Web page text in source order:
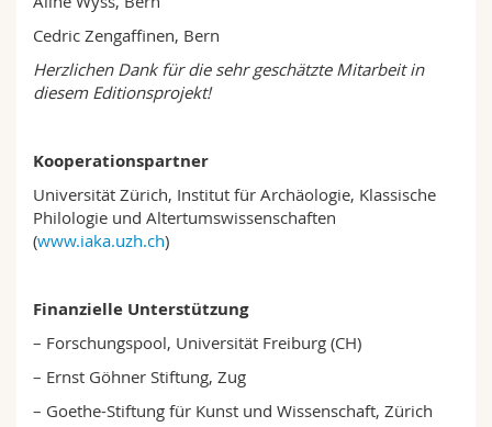
Cedric Zengaffinen, Bern
Herzlichen Dank für die sehr geschätzte Mitarbeit in
diesem Editionsprojekt!
Kooperationspartner
Universität Zürich, Institut für Archäologie, Klassische
Philologie und Altertumswissenschaften
(www.iaka.uzh.ch)
Finanzielle Unterstützung
– Forschungspool, Universität Freiburg (CH)
– Ernst Göhner Stiftung, Zug
– Goethe-Stiftung für Kunst und Wissenschaft, Zürich